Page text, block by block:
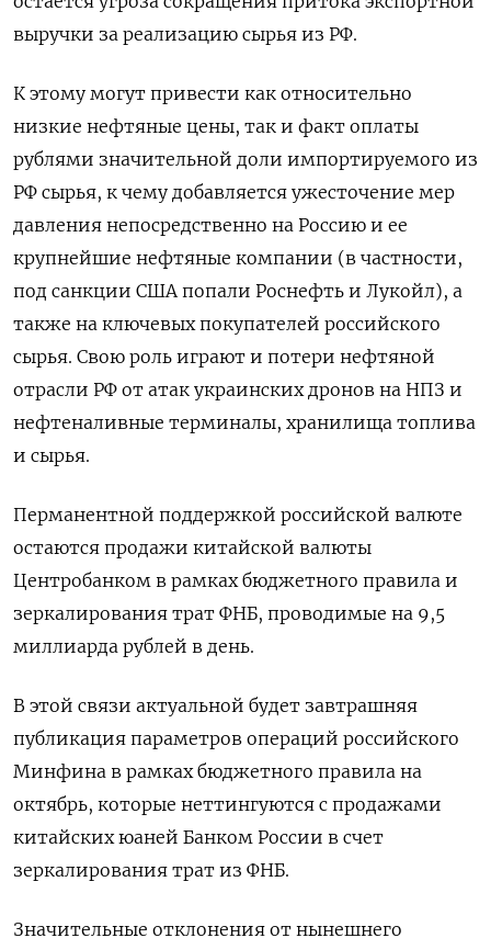
выручки за реализацию сырья из РФ.
К этому могут привести как относительно
низкие нефтяные цены, так и факт оплаты
рублями значительной доли импортируемого из
РФ сырья, к чему добавляется ужесточение мер
давления непосредственно на Россию и ее
крупнейшие нефтяные компании (в частности,
под санкции США попали Роснефть и Лукойл), а
также на ключевых покупателей российского
сырья. Свою роль играют и потери нефтяной
отрасли РФ от атак украинских дронов на НПЗ и
нефтеналивные терминалы, хранилища топлива
и сырья.
Перманентной поддержкой российской валюте
остаются продажи китайской валюты
Центробанком в рамках бюджетного правила и
зеркалирования трат ФНБ, проводимые на 9,5
миллиарда рублей в день.
В этой связи актуальной будет завтрашняя
публикация параметров операций российского
Минфина в рамках бюджетного правила на
октябрь, которые неттингуются с продажами
китайских юаней Банком России в счет
зеркалирования трат из ФНБ.
Значительные отклонения от нынешнего